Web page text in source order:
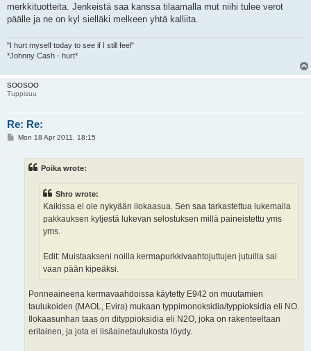
merkkituotteita. Jenkeistä saa kanssa tilaamalla mut niihi tulee verot
päälle ja ne on kyl sielläki melkeen yhtä kalliita.
"I hurt myself today to see if I still feel"
*Johnny Cash - hurt*
SOOSOO
Tuppisuu
Re: Re:
PMon 18 Apr 2011, 18:15
Poika wrote:
Shro wrote:
Kaikissa ei ole nykyään ilokaasua. Sen saa tarkastettua lukemalla
pakkauksen kyljestä lukevan selostuksen millä paineistettu yms
yms.
Edit: Muistaakseni noilla kermapurkkivaahtojuttujen jutuilla sai
vaan pään kipeäksi.
Ponneaineena kermavaahdoissa käytetty E942 on muutamien
taulukoiden (MAOL, Evira) mukaan typpimonoksidia/typpioksidia eli NO.
Ilokaasunhan taas on dityppioksidia eli N2O, joka on rakenteeltaan
erilainen, ja jota ei lisäainetaulukosta löydy.